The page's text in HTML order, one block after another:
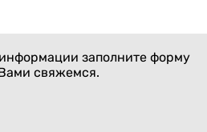
заполните форму
свяжемся.